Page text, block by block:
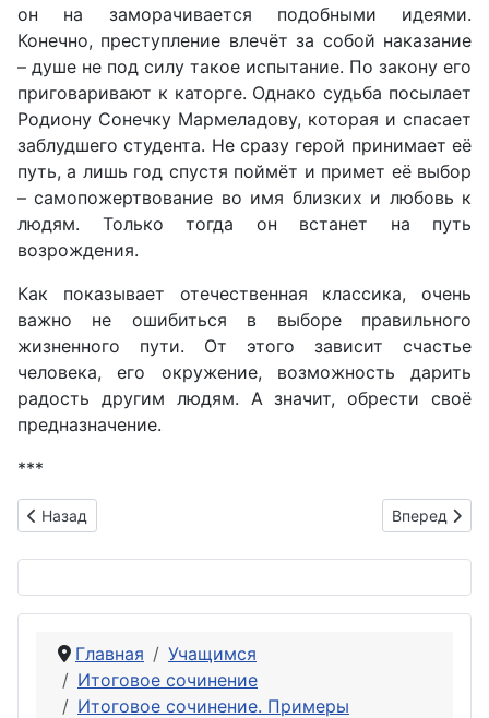
он на заморачивается подобными идеями.
Конечно, преступление влечёт за собой наказание
– душе не под силу такое испытание. По закону его
приговаривают к каторге. Однако судьба посылает
Родиону Сонечку Мармеладову, которая и спасает
заблудшего студента. Не сразу герой принимает её
путь, а лишь год спустя поймёт и примет её выбор
– самопожертвование во имя близких и любовь к
людям. Только тогда он встанет на путь
возрождения.
Как показывает отечественная классика, очень
важно не ошибиться в выборе правильного
жизненного пути. От этого зависит счастье
человека, его окружение, возможность дарить
радость другим людям. А значит, обрести своё
предназначение.
***
Предыдущий: Всегда ли внутренний мир соответствует
Назад Следующий:
Вперед
Главная
Учащимся
Итоговое сочинение
Итоговое сочинение. Примеры